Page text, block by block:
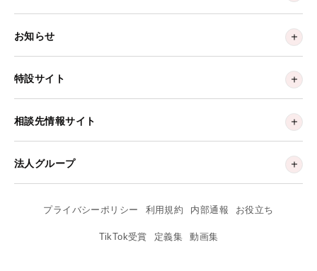
お知らせ
特設サイト
相談先情報サイト
法人グループ
プライバシーポリシー 利用規約 内部通報 お役立ち
TikTok受賞 定義集 動画集